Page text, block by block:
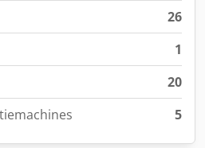
26
1
20
5